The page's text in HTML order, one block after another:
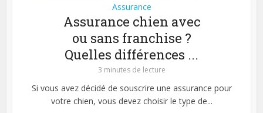
Assurance
Assurance chien avec
ou sans franchise ?
Quelles différences ...
3 minutes de lecture
Si vous avez décidé de souscrire une assurance pour
votre chien, vous devez choisir le type de...